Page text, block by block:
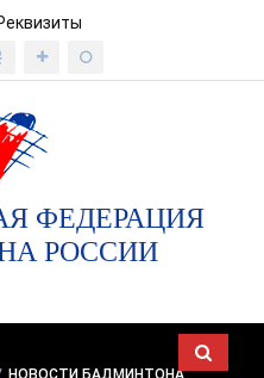
ФЕДЕРАЦИЯ
РОССИИ
НОВОСТИ БАДМИНТОНА